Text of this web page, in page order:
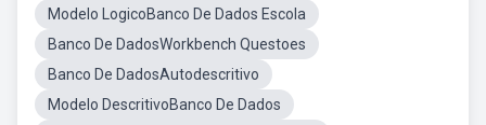
Modelo LogicoBanco De Dados Escola
Banco De DadosWorkbench Questoes
Banco De DadosAutodescritivo
Modelo DescritivoBanco De Dados